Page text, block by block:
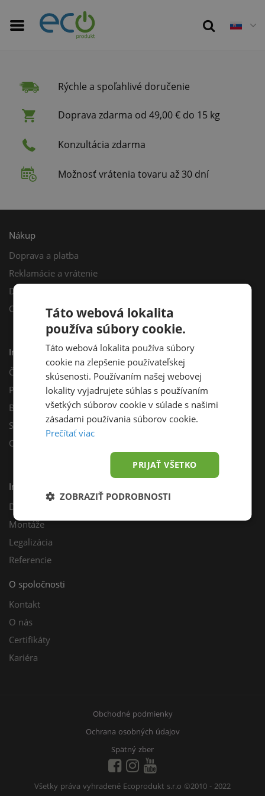
Rýchle a spoľahlivé doručenie
Doprava zdarma od 49,00 € do 15 kg
Konzultácia zdarma
Možnosť vrátenia tovaru až 30 dní
Nákup
Doprava a platba
Reklamácie a vrátenie
Darčekový poukaz
Odberné miesta
Informácie
Často kladené otázky
Poradňa
Blog
Sprievodca výberom fotovoltiky
Odporúčací program
Inštalácie
Dotácie
Montáže
Legalizácia
Referencie
O spoločnosti
Kontakt
O nás
Certifikáty
Kariéra
Obchodné podmienky
Ochrana osobných údajov
Spätný zber
Všetky práva vyhradené Ecoprodukt s.r.o ©2010 - 2022
Táto webová lokalita
používa súbory cookie.
Táto webová lokalita používa súbory
cookie na zlepšenie používateľskej
skúsenosti. Používaním našej webovej
lokality vyjadrujete súhlas s používaním
všetkých súborov cookie v súlade s našimi
zásadami používania súborov cookie.
Prečítať viac
PRIJAŤ VŠETKO
ZOBRAZIŤ PODROBNOSTI